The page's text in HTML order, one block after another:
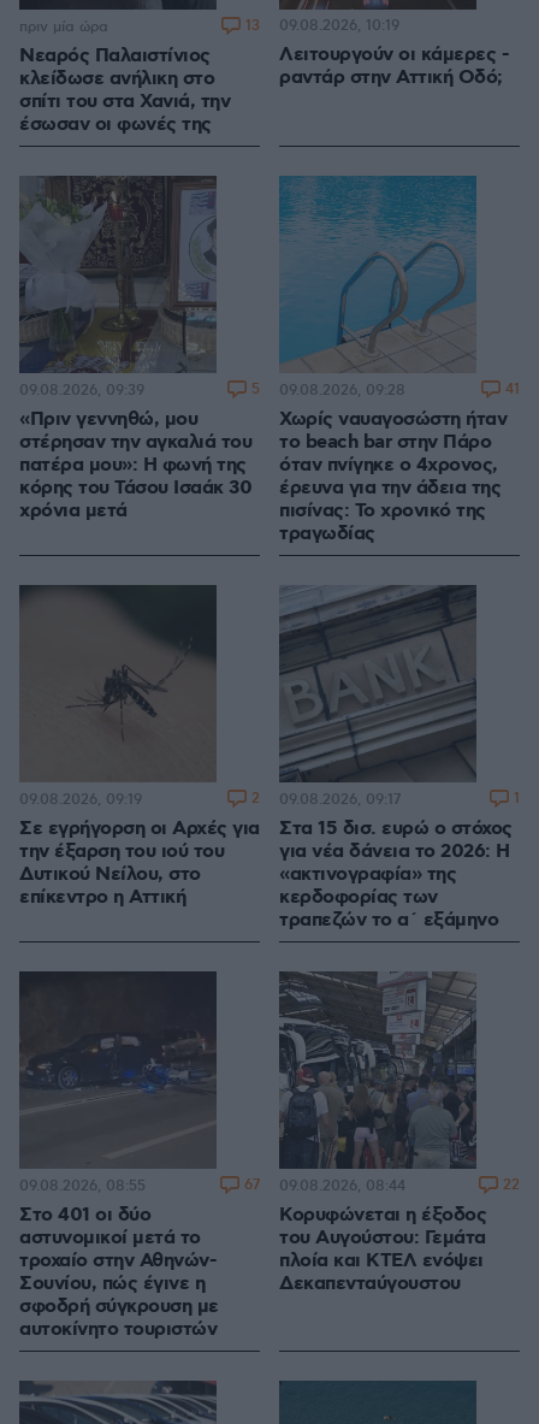
Νεαρός Παλαιστίνιος
κλείδωσε ανήλικη στο
σπίτι του στα Χανιά, την
έσωσαν οι φωνές της
πριν μία ώρα 13
Λειτουργούν οι κάμερες -
ραντάρ στην Αττική Οδό;
09.08.2026, 10:19
«Πριν γεννηθώ, μου
στέρησαν την αγκαλιά του
πατέρα μου»: Η φωνή της
κόρης του Τάσου Ισαάκ 30
χρόνια μετά
09.08.2026, 09:39 5
Χωρίς ναυαγοσώστη ήταν
το beach bar στην Πάρο
όταν πνίγηκε ο 4χρονος,
έρευνα για την άδεια της
πισίνας: Το χρονικό της
τραγωδίας
09.08.2026, 09:28 41
Σε εγρήγορση οι Αρχές για
την έξαρση του ιού του
Δυτικού Νείλου, στο
επίκεντρο η Αττική
09.08.2026, 09:19 2
Στα 15 δισ. ευρώ ο στόχος
για νέα δάνεια το 2026: Η
«ακτινογραφία» της
κερδοφορίας των
τραπεζών το α΄ εξάμηνο
09.08.2026, 09:17 1
Στο 401 οι δύο
αστυνομικοί μετά το
τροχαίο στην Αθηνών-
Σουνίου, πώς έγινε η
σφοδρή σύγκρουση με
αυτοκίνητο τουριστών
09.08.2026, 08:55 67
Κορυφώνεται η έξοδος
του Αυγούστου: Γεμάτα
πλοία και ΚΤΕΛ ενόψει
Δεκαπενταύγουστου
09.08.2026, 08:44 22